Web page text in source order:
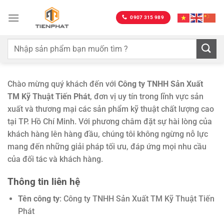
qua
dung
0907 315 989
Chào mừng quý khách đến với Công ty TNHH Sản Xuất
TM Kỹ Thuật Tiến Phát, đơn vị uy tín trong lĩnh vực sản
xuất và thương mại các sản phẩm kỹ thuật chất lượng cao
tại TP. Hồ Chí Minh. Với phương châm đặt sự hài lòng của
khách hàng lên hàng đầu, chúng tôi không ngừng nỗ lực
mang đến những giải pháp tối ưu, đáp ứng mọi nhu cầu
của đối tác và khách hàng.
Thông tin liên hệ
Tên công ty: Công ty TNHH Sản Xuất TM Kỹ Thuật Tiến
Phát